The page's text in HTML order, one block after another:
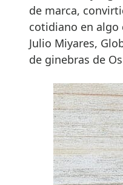
de marca,
cotidiano en algo
Julio Miyares,
de ginebras de